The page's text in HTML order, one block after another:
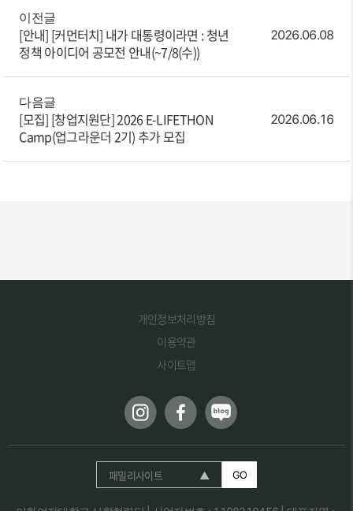
이전글
[안내] [커먼터치] 내가 대통령이라면 : 청년
정책 아이디어 공모전 안내(~7/8(수))
2026.06.08
다음글
[모집] [창업지원단] 2026 E-LIFETHON
Camp(업그라운더 2기) 추가 모집
2026.06.16
개인정보처리방침
이용약관
사이트맵
패밀리사이트 GO